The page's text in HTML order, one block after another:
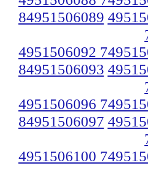
84951506089
4951506092
84951506093
4951506096
84951506097
4951506100